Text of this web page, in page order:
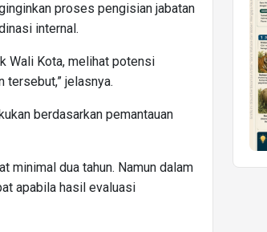
proses pengisian jabatan
internal.
Wali Kota, melihat potensi
jelasnya.
berdasarkan pemantauan
minimal dua tahun. Namun dalam
apabila hasil evaluasi